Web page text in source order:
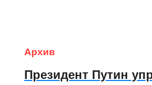
Архив
Президент Путин